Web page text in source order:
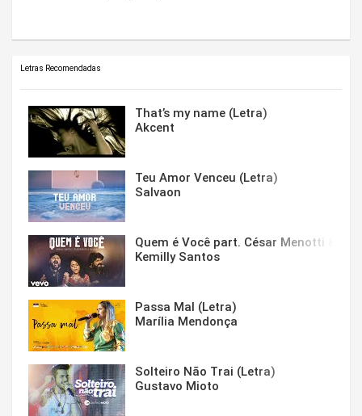
Letras Recomendadas
That’s my name (Letra)
Akcent
Teu Amor Venceu (Letra)
Salvaon
Quem é Você part. César Menotti &
Kemilly Santos
Passa Mal (Letra)
Marília Mendonça
Solteiro Não Trai (Letra)
Gustavo Mioto